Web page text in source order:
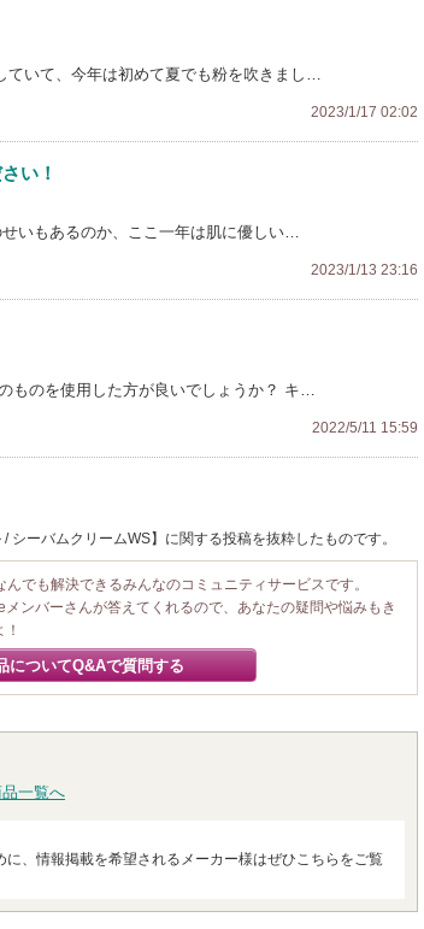
ていて、今年は初めて夏でも粉を吹きまし…
2023/1/17 02:02
い！
いもあるのか、ここ一年は肌に優しい…
2023/1/13 23:16
ものを使用した方が良いでしょうか？ キ…
2022/5/11 15:59
ーバムクリームWS】に関する投稿を抜粋したものです。
でも解決できるみんなのコミュニティサービスです。
ンバーさんが答えてくれるので、あなたの疑問や悩みもき
についてQ&Aで質問する
一覧へ
、情報掲載を希望されるメーカー様はぜひこちらをご覧